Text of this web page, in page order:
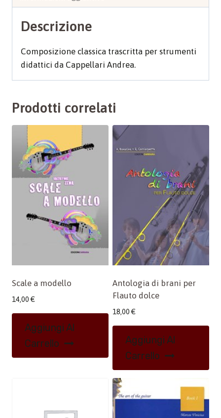
Descrizione
Composizione classica trascritta per strumenti
didattici da Cappellari Andrea.
Prodotti correlati
Scale a modello
14,00 €
Aggiungi Al
Carrello
Antologia di brani per
Flauto dolce
18,00 €
Aggiungi Al
Carrello